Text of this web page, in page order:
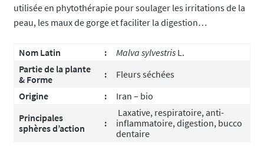
utilisée en phytothérapie pour soulager les irritations de la
peau, les maux de gorge et faciliter la digestion…
Nom Latin : Malva sylvestrisL.
Partie de la plante
& Forme
:
Fleurs séchées
Origine
:
Iran – bio
Principales
sphères d’action
:
Laxative, respiratoire, anti-
inflammatoire, digestion, bucco
dentaire